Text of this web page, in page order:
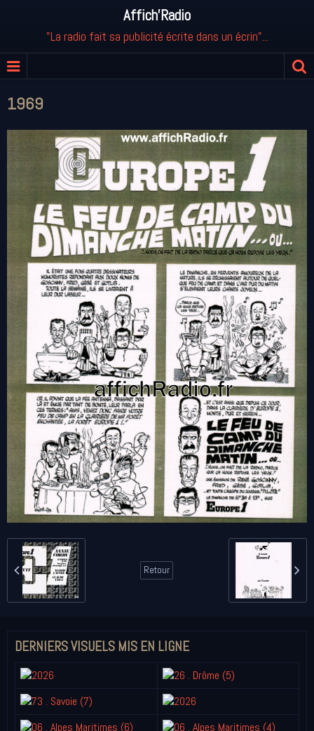
Affich'Radio
"La radio fait sa publicité écrite dans un écrin"...
1969
Retour
DERNIERS VISUELS MIS EN LIGNE